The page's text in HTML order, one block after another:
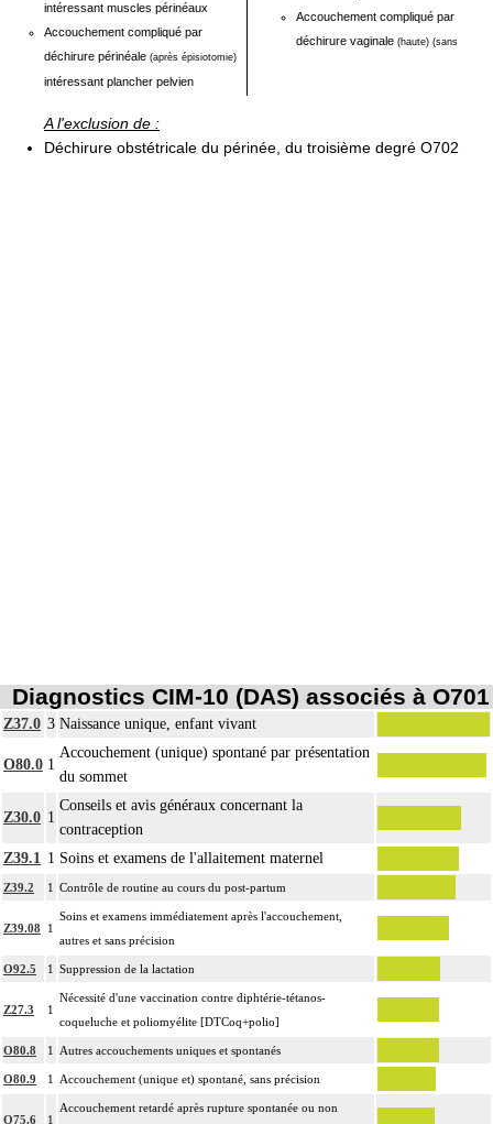
intéressant muscles périnéaux
Accouchement compliqué par
déchirure périnéale (après épisiotomie)
intéressant plancher pelvien
Accouchement compliqué par
déchirure vaginale (haute) (sans
A l'exclusion de :
Déchirure obstétricale du périnée, du troisième degré O702
Diagnostics CIM-10 (DAS) associés à O701
Z37.0 3 Naissance unique, enfant vivant
O80.0 1
Accouchement (unique) spontané par présentation
du sommet
Z30.0 1
Conseils et avis généraux concernant la
contraception
Z39.1 1 Soins et examens de l'allaitement maternel
Z39.2 1 Contrôle de routine au cours du post-partum
Z39.08 1
Soins et examens immédiatement après l'accouchement,
autres et sans précision
O92.5 1 Suppression de la lactation
Z27.3 1
Nécessité d'une vaccination contre diphtérie-tétanos-
coqueluche et poliomyélite [DTCoq+polio]
O80.8 1 Autres accouchements uniques et spontanés
O80.9 1 Accouchement (unique et) spontané, sans précision
O75.6 1
Accouchement retardé après rupture spontanée ou non